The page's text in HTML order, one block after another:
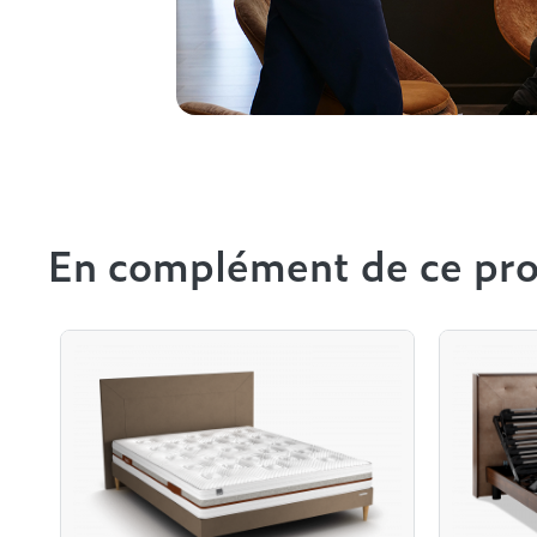
En complément de ce